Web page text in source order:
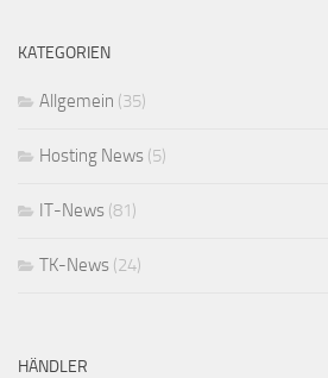
KATEGORIEN
Allgemein (35)
Hosting News (5)
IT-News (81)
TK-News (24)
HÄNDLER